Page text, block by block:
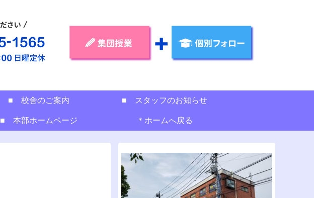
■ 校舎のご案内 ■ スタッフのお知らせ
■ 本部ホームページ ＊ホームへ戻る